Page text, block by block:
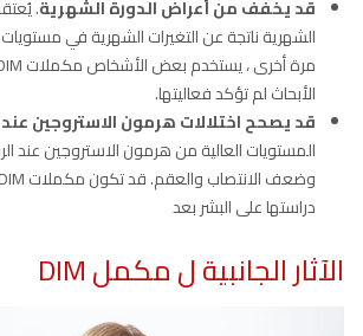
قد يخفف من أعراض الدورة الشهرية.
الشهرية ناتجة عن التغيرات الشهرية في
الأبحاث لم تؤكد فعاليتها.
قد يصحح اختلالات هرمون الاستروجين عند
المستويات العالية من هرمون الاستروجين عند
دراستها على البشر بعد
الآثار الجانبية ل مكمل DIM